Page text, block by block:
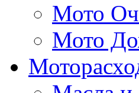
Мото
Мото